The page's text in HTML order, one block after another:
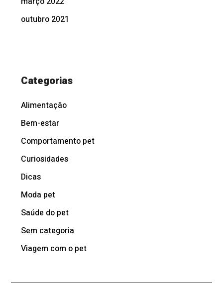
outubro 2021
Categorias
Alimentação
Bem-estar
Comportamento pet
Curiosidades
Dicas
Moda pet
Saúde do pet
Sem categoria
Viagem com o pet